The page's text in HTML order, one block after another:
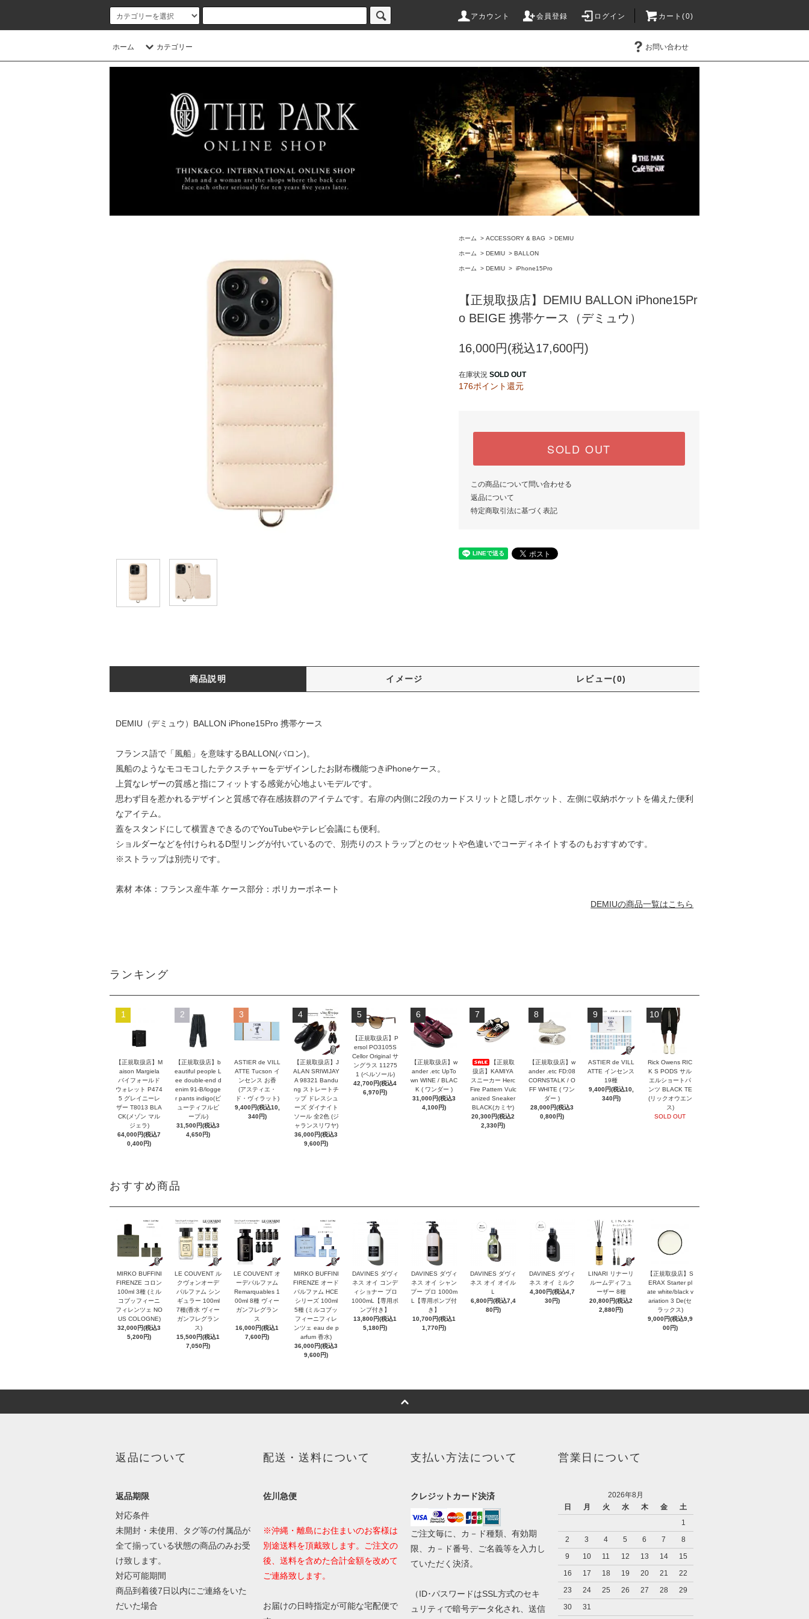
アカウント 会員登録 ログイン カート(0)
ホーム カテゴリー お問い合わせ
ホーム > ACCESSORY & BAG > DEMIU
ホーム > DEMIU > BALLON
ホーム > DEMIU > iPhone15Pro
【正規取扱店】DEMIU BALLON iPhone15Pr
o BEIGE 携帯ケース（デミュウ）
16,000円(税込17,600円)
在庫状況 SOLD OUT
176ポイント還元
SOLD OUT
この商品について問い合わせる
返品について
特定商取引法に基づく表記
商品説明 イメージ レビュー(0)
DEMIU（デミュウ）BALLON iPhone15Pro 携帯ケース
フランス語で「風船」を意味するBALLON(バロン)。
風船のようなモコモコしたテクスチャーをデザインしたお財布機能つきiPhoneケース。
上質なレザーの質感と指にフィットする感覚が心地よいモデルです。
思わず目を惹かれるデザインと質感で存在感抜群のアイテムです。右扉の内側に2段のカードスリットと隠しポケット、左側に収納ポケットを備えた便利
なアイテム。
蓋をスタンドにして横置きできるのでYouTubeやテレビ会議にも便利。
ショルダーなどを付けられるD型リングが付いているので、別売りのストラップとのセットや色違いでコーディネイトするのもおすすめです。
※ストラップは別売りです。
素材 本体：フランス産牛革 ケース部分：ポリカーボネート
DEMIUの商品一覧はこちら
ランキング
1
【正規取扱店】M
aison Margiela
バイフォールド
ウォレット P474
5 グレイニーレ
ザー T8013 BLA
CK(メゾン マル
ジェラ)
64,000円(税込7
0,400円)
2
【正規取扱店】b
eautiful people L
ee double-end d
enim 91-B/logge
r pants indigo(ビ
ューティフルピ
ープル)
31,500円(税込3
4,650円)
3
ASTIER de VILL
ATTE Tucson イ
ンセンス お香
(アスティエ・
ド・ヴィラット)
9,400円(税込10,
340円)
4
【正規取扱店】J
ALAN SRIWIJAY
A 98321 Bandu
ng ストレートチ
ップ ドレスシュ
ーズ ダイナイト
ソール 全2色 (ジ
ャランスリワヤ)
36,000円(税込3
9,600円)
5
【正規取扱店】P
ersol PO3105S
Cellor Original サ
ングラス 11275
1 (ペルソール)
42,700円(税込4
6,970円)
6
【正規取扱店】w
ander .etc UpTo
wn WINE / BLAC
K ( ワンダー )
31,000円(税込3
4,100円)
7
【正規取
扱店】KAMIYA
スニーカー Herc
Fire Pattern Vulc
anized Sneaker
BLACK(カミヤ)
20,300円(税込2
2,330円)
8
【正規取扱店】w
ander .etc FD:08
CORNSTALK / O
FF WHITE ( ワン
ダー )
28,000円(税込3
0,800円)
9
ASTIER de VILL
ATTE インセンス
19種
9,400円(税込10,
340円)
10
Rick Owens RIC
K S PODS サル
エルショートパ
ンツ BLACK TE
(リックオウエン
ス)
SOLD OUT
おすすめ商品
MIRKO BUFFINI
FIRENZE コロン
100ml 3種 (ミル
コブッフィーニ
フィレンツェ NO
US COLOGNE)
32,000円(税込3
5,200円)
LE COUVENT ル
クヴォンオーデ
パルファム シン
ギュラー 100ml
7種(香水 ヴィー
ガンフレグラン
ス)
15,500円(税込1
7,050円)
LE COUVENT オ
ーデパルファム
Remarquables 1
00ml 8種 ヴィー
ガンフレグラン
ス
16,000円(税込1
7,600円)
MIRKO BUFFINI
FIRENZE オード
パルファム HCE
シリーズ 100ml
5種 (ミルコブッ
フィーニフィレ
ンツェ eau de p
arfum 香水)
36,000円(税込3
9,600円)
DAVINES ダヴィ
ネス オイ コンデ
ィショナー プロ
1000mL【専用ポ
ンプ付き】
13,800円(税込1
5,180円)
DAVINES ダヴィ
ネス オイ シャン
プー プロ 1000m
L【専用ポンプ付
き】
10,700円(税込1
1,770円)
DAVINES ダヴィ
ネス オイ オイル
Ｌ
6,800円(税込7,4
80円)
DAVINES ダヴィ
ネス オイ ミルク
4,300円(税込4,7
30円)
LINARI リナーリ
ルームディフュ
ーザー 8種
20,800円(税込2
2,880円)
【正規取扱店】S
ERAX Starter pl
ate white/black v
ariation 3 De(セ
ラックス)
9,000円(税込9,9
00円)
返品について
返品期限
対応条件
未開封・未使用、タグ等の付属品が
全て揃っている状態の商品のみお受
け致します。
対応可能期間
商品到着後7日以内にご連絡をいた
だいた場合
配送・送料について
佐川急便
※沖縄・離島にお住まいのお客様は
別途送料を頂戴致します。ご注文の
後、送料を含めた合計金額を改めて
ご連絡致します。
お届けの日時指定が可能な宅配便で
支払い方法について
クレジットカード決済
ご注文毎に、カ－ド種類、有効期
限、カ－ド番号、ご名義等を入力し
ていただく決済。
（ID･パスワードはSSL方式のセキ
ュリティで暗号データ化され、送信
営業日について
2026年8月
日
月 火 水 木 金
土
1
2
3 4 5 6 7
8
9
10 11 12 13 14
15
16
17 18 19 20 21
22
23
24 25 26 27 28
29
30
31